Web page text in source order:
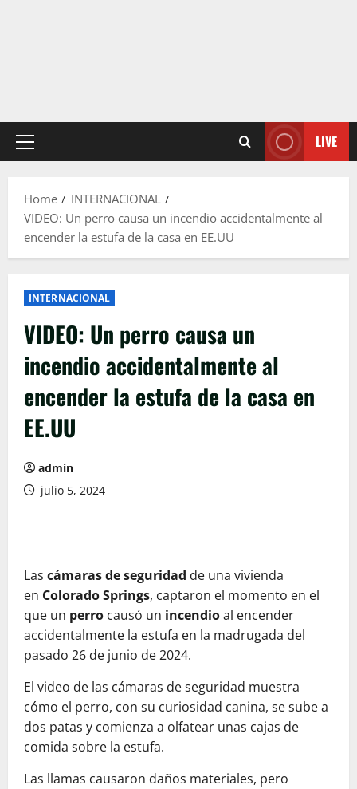
Primary
LIVE
Home
INTERNACIONAL
VIDEO: Un perro causa un incendio accidentalmente al
encender la estufa de la casa en EE.UU
INTERNACIONAL
VIDEO: Un perro causa un
incendio accidentalmente al
encender la estufa de la casa en
EE.UU
admin
julio 5, 2024
Las cámaras de seguridad de una vivienda
en Colorado Springs, captaron el momento en el
que un perro causó un incendioal encender
accidentalmente la estufa en la madrugada del
pasado 26 de junio de 2024.
El video de las cámaras de seguridad muestra
cómo el perro, con su curiosidad canina, se sube a
dos patas y comienza a olfatear unas cajas de
comida sobre la estufa.
Las llamas causaron daños materiales, pero